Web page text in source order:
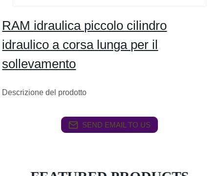
RAM idraulica piccolo cilindro
idraulico a corsa lunga per il
sollevamento
Descrizione del prodotto
SEND EMAIL TO US